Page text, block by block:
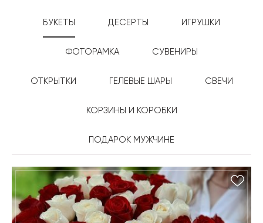
БУКЕТЫ ДЕСЕРТЫ ИГРУШКИ
ФОТОРАМКА СУВЕНИРЫ
ОТКРЫТКИ ГЕЛЕВЫЕ ШАРЫ СВЕЧИ
КОРЗИНЫ И КОРОБКИ
ПОДАРОК МУЖЧИНЕ